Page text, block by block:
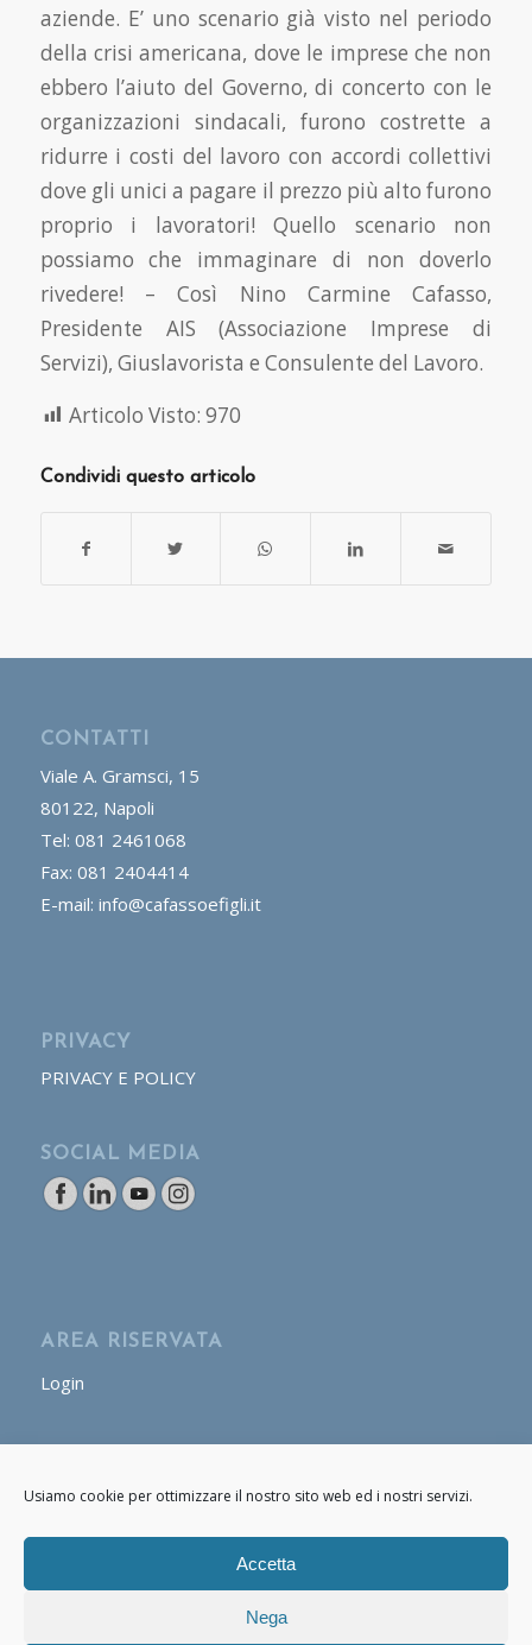
Usiamo cookie per ottimizzare il nostro sito web ed i nostri servizi.
Accetta
Nega
aziende. E’ uno scenario già visto nel periodo
della crisi americana, dove le imprese che non
ebbero l’aiuto del Governo, di concerto con le
organizzazioni sindacali, furono costrette a
ridurre i costi del lavoro con accordi collettivi
dove gli unici a pagare il prezzo più alto furono
proprio i lavoratori! Quello scenario non
possiamo che immaginare di non doverlo
rivedere! – Così Nino Carmine Cafasso,
Presidente AIS (Associazione Imprese di
Servizi), Giuslavorista e Consulente del Lavoro.
Articolo Visto: 970
Condividi questo articolo
CONTATTI
Viale A. Gramsci, 15
80122, Napoli
Tel: 081 2461068
Fax: 081 2404414
E-mail: info@cafassoefigli.it
PRIVACY
PRIVACY E POLICY
SOCIAL MEDIA
AREA RISERVATA
Login